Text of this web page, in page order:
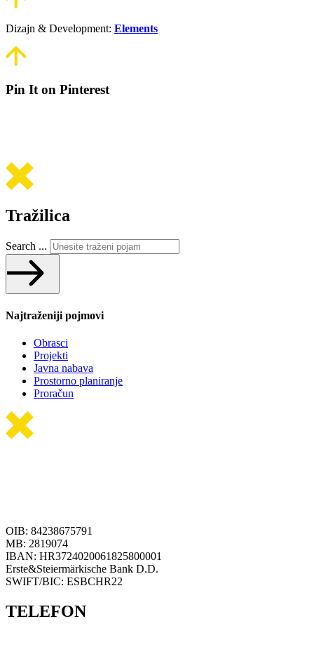
Dizajn & Development: Elements
Pin It on Pinterest
Tražilica
Search ...
Najtraženiji pojmovi
Obrasci
Projekti
Javna nabava
Prostorno planiranje
Proračun
OIB: 84238675791
MB: 2819074
IBAN: HR3724020061825800001
Erste&Steiermärkische Bank D.D.
SWIFT/BIC: ESBCHR22
TELEFON